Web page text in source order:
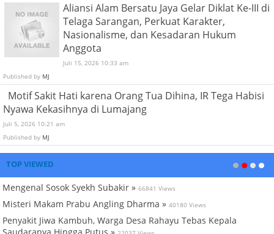
Aliansi Alam Bersatu Jaya Gelar Diklat Ke-III di
Telaga Sarangan, Perkuat Karakter,
Nasionalisme, dan Kesadaran Hukum
Anggota
Juli 15, 2026 10:33 am
Published by MJ
Motif Sakit Hati karena Orang Tua Dihina, IR Tega Habisi
Nyawa Kekasihnya di Lumajang
Juli 5, 2026 10:21 am
Published by MJ
TOP VIEWED
Mengenal Sosok Syekh Subakir » 66841 Views
Misteri Makam Prabu Angling Dharma » 40180 Views
Penyakit Jiwa Kambuh, Warga Desa Rahayu Tebas Kepala
Saudaranya Hingga Putus »